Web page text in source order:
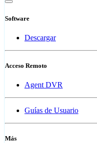
Software
Descargar
Acceso Remoto
Agent DVR
Guías de Usuario
Más